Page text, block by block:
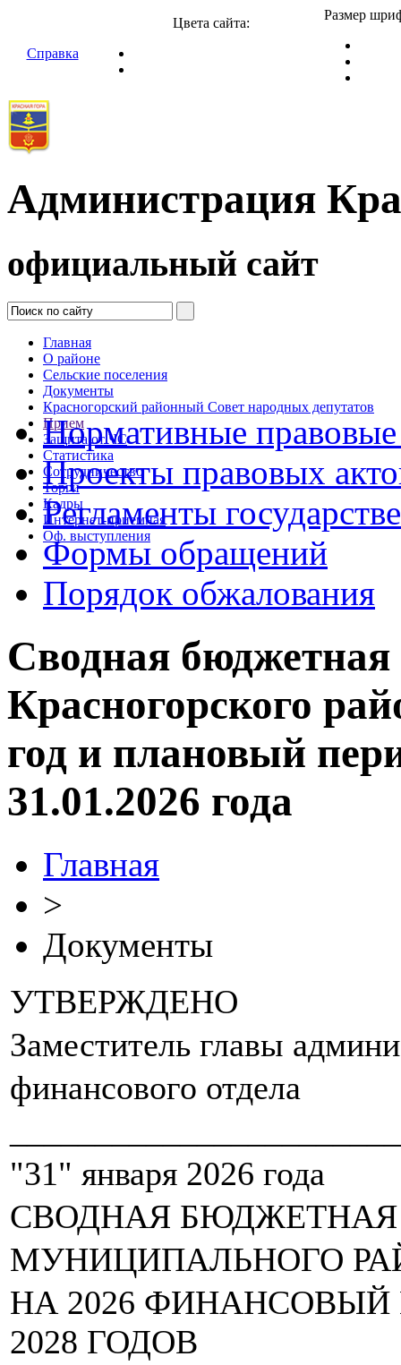
Справка
Цвета сайта:
Размер
Администрация
официальный сайт
Главная
О районе
Сельские поселения
Документы
Красногорский районный Совет народных депутатов
Прием
Защита от ЧС
Статистика
Сотрудничество
Торги
Кадры
Интернет-приемная
Оф. выступления
Нормативные
Проекты правовых
Регламенты
Формы обращений
Порядок обжалования
Сводная
Красногорского
год и плановый
31.01.2026 года
Главная
>
Документы
УТВЕРЖДЕНО
Заместитель главы
финансового отдела
"31" января 2026 года
СВОДНАЯ БЮДЖЕТНАЯ
МУНИЦИПАЛЬНОГО
НА 2026 ФИНАНСОВЫЙ
2028 ГОДОВ